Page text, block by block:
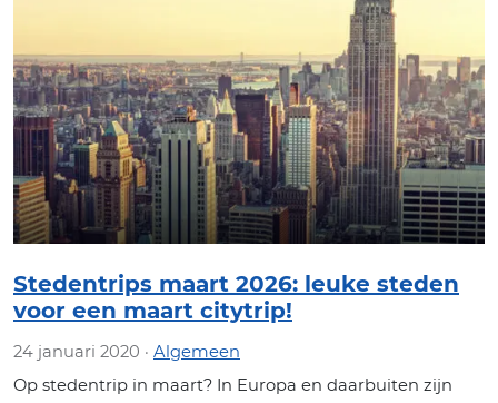
Stedentrips maart 2026: leuke steden
voor een maart citytrip!
24 januari 2020 · Algemeen
Op stedentrip in maart? In Europa en daarbuiten zijn